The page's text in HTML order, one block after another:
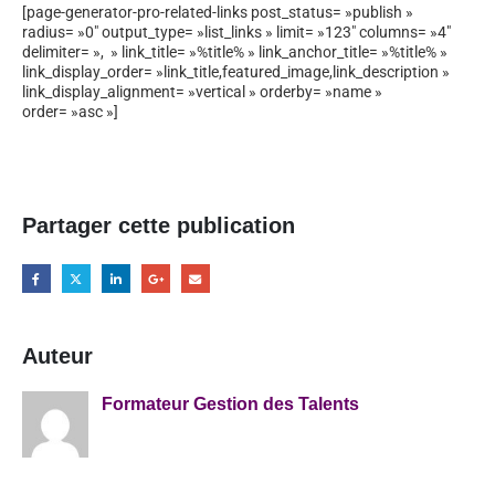
[page-generator-pro-related-links post_status= »publish »
radius= »0″ output_type= »list_links » limit= »123″ columns= »4″
delimiter= », » link_title= »%title% » link_anchor_title= »%title% »
link_display_order= »link_title,featured_image,link_description »
link_display_alignment= »vertical » orderby= »name »
order= »asc »]
Partager cette publication
Auteur
Formateur Gestion des Talents